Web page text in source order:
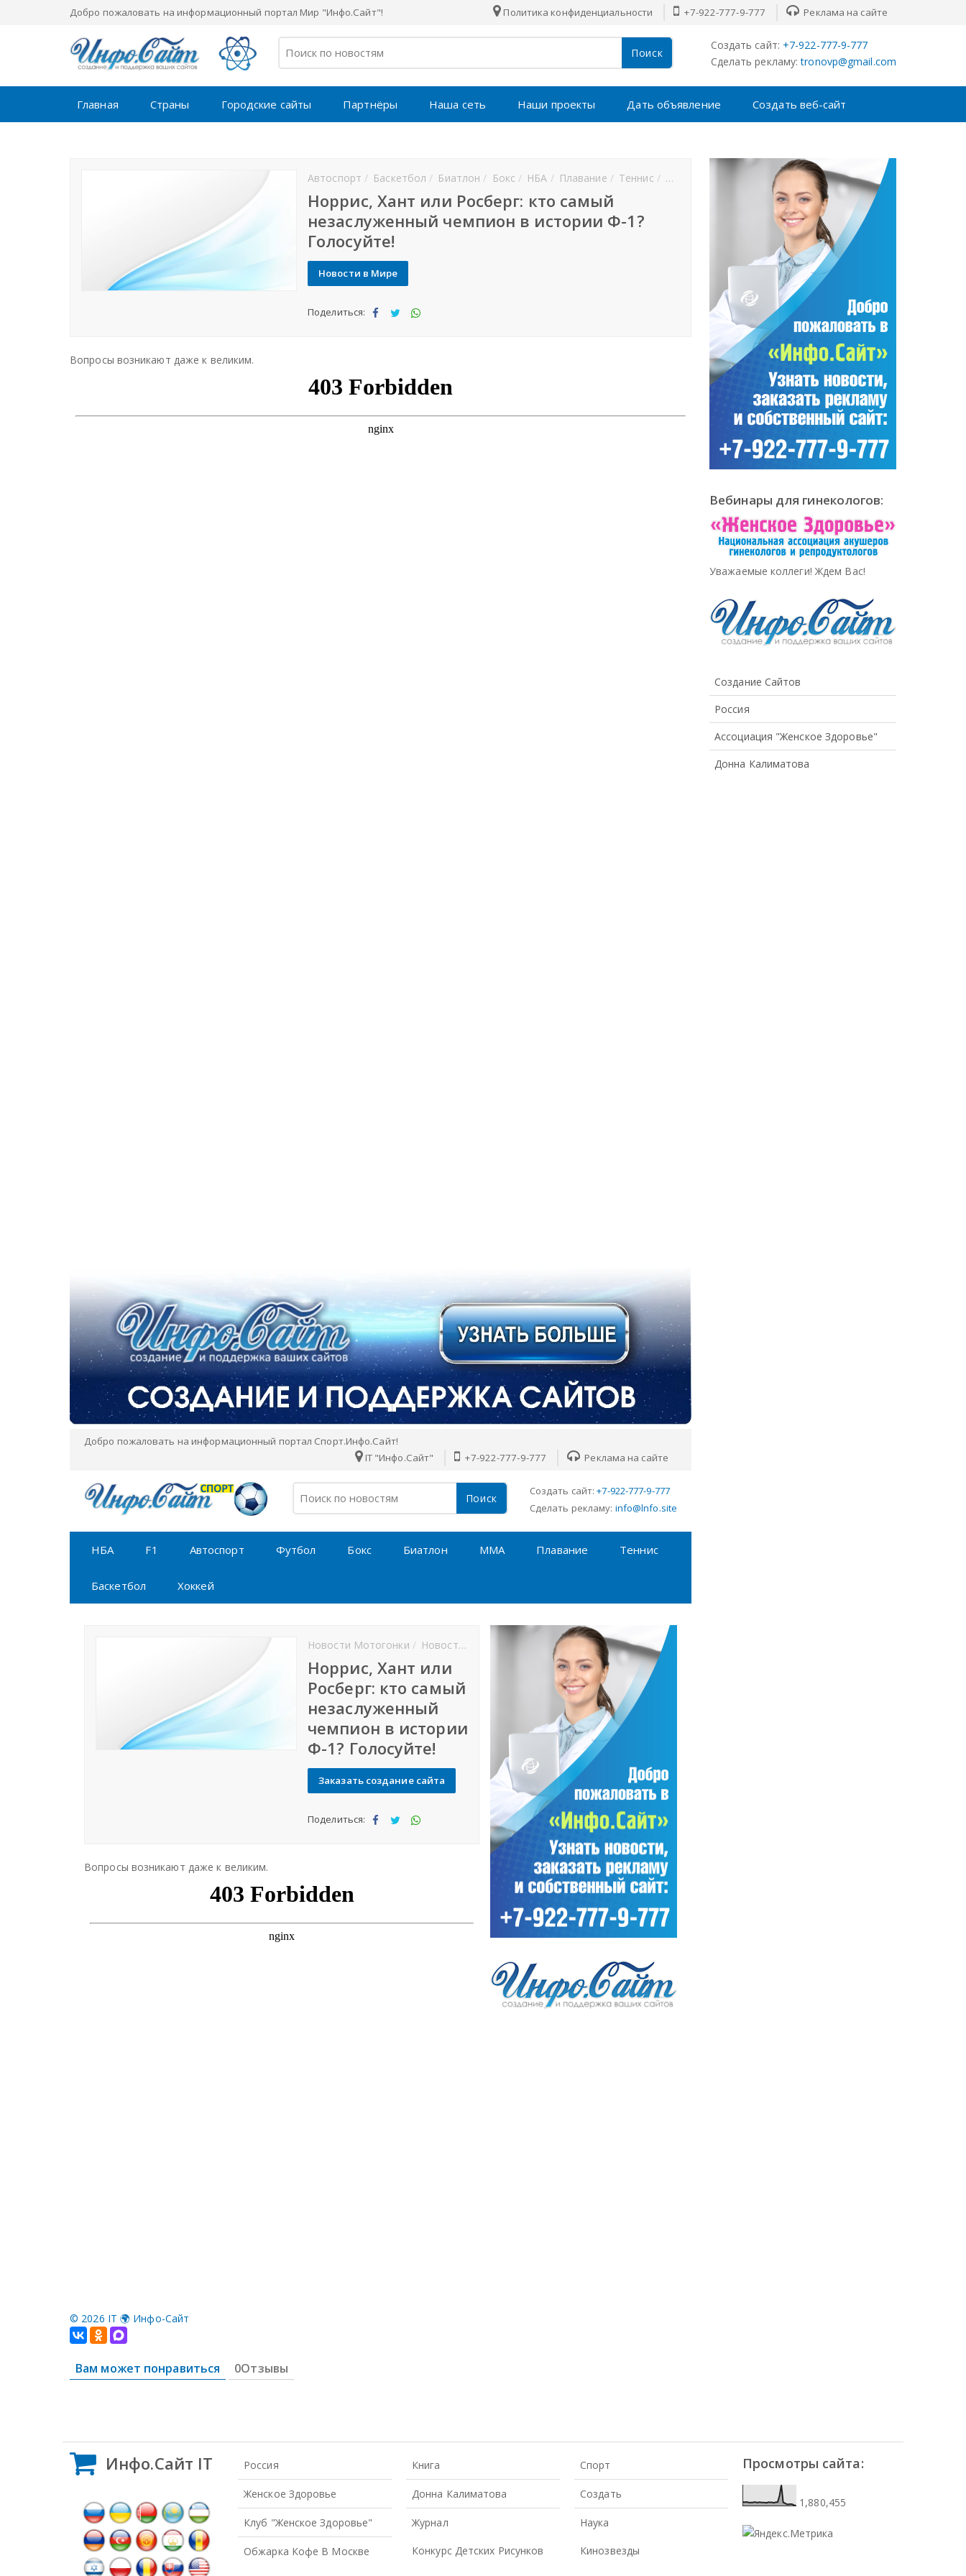
Добро пожаловать на информационный портал Мир "Инфо.Сайт"! Политика конфиденциальности +7-922-777-9-777 Реклама на сайте
Поиск
Создать сайт: +7-922-777-9-777
Сделать рекламу: tronovp@gmail.com
Главная Страны Городские сайты Партнёры Наша сеть Наши проекты Дать объявление Создать веб-сайт
Автоспорт Баскетбол Биатлон Бокс НБА Плавание Теннис Футбол MMA Новости спорта
Норрис, Хант или Росберг: кто самый
незаслуженный чемпион в истории Ф-1?
Голосуйте!
Новости в Мире
Поделиться:
я
я
я
Вопросы возникают даже к великим.
© 2026 IT 🌍 Инфо-Сайт
Вам может понравиться 0Отзывы
Вебинары для гинекологов:
Уважаемые коллеги! Ждем Вас!
Создание Сайтов
Россия
Ассоциация "Женское Здоровье"
Донна Калиматова
Инфо.Сайт IT Россия
Женское Здоровье
Клуб "Женское Здоровье"
Обжарка Кофе В Москве
Книга
Донна Калиматова
Журнал
Конкурс Детских Рисунков
Спорт
Создать
Наука
Кинозвезды
Просмотры сайта:
1,880,455